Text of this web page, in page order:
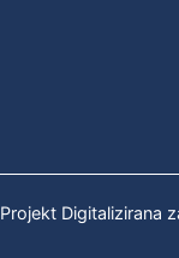
Projekt Digitalizirana